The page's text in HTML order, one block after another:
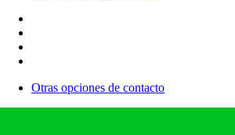
Otras opciones de contacto